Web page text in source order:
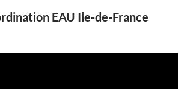
EAU Ile-de-France